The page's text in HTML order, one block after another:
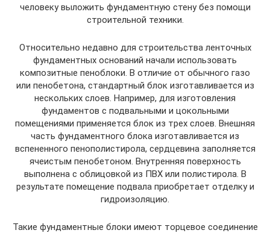
человеку выложить фундаментную стену без помощи
строительной техники.
Относительно недавно для строительства ленточных
фундаментных оснований начали использовать
композитные пеноблоки. В отличие от обычного газо
или пенобетона, стандартный блок изготавливается из
нескольких слоев. Например, для изготовления
фундаментов с подвальными и цокольными
помещениями применяется блок из трех слоев. Внешняя
часть фундаментного блока изготавливается из
вспененного пенополистирола, сердцевина заполняется
ячеистым пенобетоном. Внутренняя поверхность
выполнена с облицовкой из ПВХ или полистирола. В
результате помещение подвала приобретает отделку и
гидроизоляцию.
Такие фундаментные блоки имеют торцевое соединение